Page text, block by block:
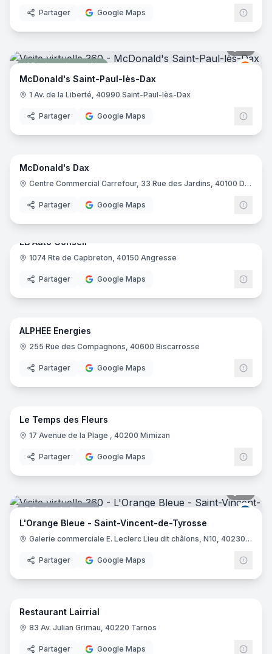
Partager Google Maps
Restauration rapide
McDonald's Saint-Paul-lès-Dax
1 Av. de la Liberté, 40990 Saint-Paul-lès-Dax
Partager Google Maps
Restauration rapide
11
McDonald's Dax
Centre Commercial Carrefour, 33 Rue des Jardins, 40100 Dax
Partager Google Maps
Concessionnaire automobile
EB Auto Conseil
1074 Rte de Capbreton, 40150 Angresse
Partager Google Maps
Magasin de bricolage
7
ALPHEE Energies
255 Rue des Compagnons, 40600 Biscarrosse
Partager Google Maps
Fleuriste
6
Le Temps des Fleurs
17 Avenue de la Plage , 40200 Mimizan
Partager Google Maps
Centre de fitness L
L'Orange Bleue - Saint-Vincent-de-Tyrosse
Galerie commerciale E. Leclerc Lieu dit châlons, N10, 40230 Saint-Vincent-de-Tyrosse
Partager Google Maps
Restaurant
7
Restaurant Lairrial
83 Av. Julian Grimau, 40220 Tarnos
Partager Google Maps